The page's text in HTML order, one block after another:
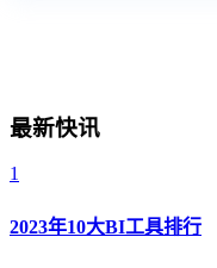
最新快讯
1
2023年10大BI工具排行